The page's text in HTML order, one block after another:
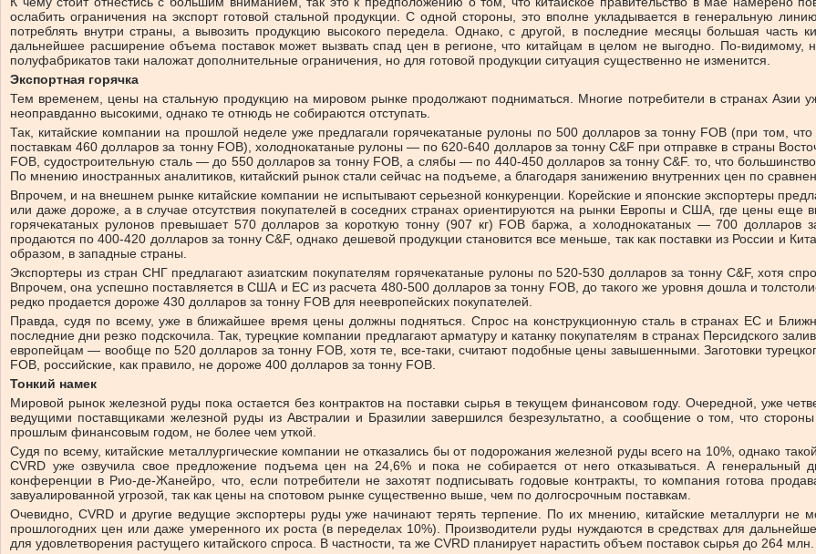
ослабить ограничения на экспорт готовой стальной продукции. С одной стороны, это вполне укладывается в генеральную
потреблять внутри страны, а вывозить продукцию высокого передела. Однако, с другой, в последние месяцы большая часть
дальнейшее расширение объема поставок может вызвать спад цен в регионе, что китайцам в целом не выгодно. По-видимому,
полуфабрикатов таки наложат дополнительные ограничения, но для готовой продукции ситуация существенно не изменится.
Экспортная горячка
Тем временем, цены на стальную продукцию на мировом рынке продолжают подниматься. Многие потребители в странах Азии
неоправданно высокими, однако те отнюдь не собираются отступать.
Так, китайские компании на прошлой неделе уже предлагали горячекатаные рулоны по 500 долларов за тонну FOB (при том,
поставкам 460 долларов за тонну FOB), холоднокатаные рулоны — по 620-640 долларов за тонну C&F при отправке в страны
FOB, судостроительную сталь — до 550 долларов за тонну FOB, а слябы — по 440-450 долларов за тонну C&F. то, что
По мнению иностранных аналитиков, китайский рынок стали сейчас на подъеме, а благодаря занижению внутренних цен по
Впрочем, и на внешнем рынке китайские компании не испытывают серьезной конкуренции. Корейские и японские экспортеры
или даже дороже, а в случае отсутствия покупателей в соседних странах ориентируются на рынки Европы и США, где цены еще
горячекатаных рулонов превышает 570 долларов за короткую тонну (907 кг) FOB баржа, а холоднокатаных — 700 долларов
продаются по 400-420 долларов за тонну C&F, однако дешевой продукции становится все меньше, так как поставки из России и
образом, в западные страны.
Экспортеры из стран СНГ предлагают азиатским покупателям горячекатаные рулоны по 520-530 долларов за тонну C&F, хотя
Впрочем, она успешно поставляется в США и ЕС из расчета 480-500 долларов за тонну FOB, до такого же уровня дошла и
редко продается дороже 430 долларов за тонну FOB для неевропейских покупателей.
Правда, судя по всему, уже в ближайшее время цены должны подняться. Спрос на конструкционную сталь в странах ЕС и
последние дни резко подскочила. Так, турецкие компании предлагают арматуру и катанку покупателям в странах Персидского
европейцам — вообще по 520 долларов за тонну FOB, хотя те, все-таки, считают подобные цены завышенными. Заготовки
FOB, российские, как правило, не дороже 400 долларов за тонну FOB.
Тонкий намек
Мировой рынок железной руды пока остается без контрактов на поставки сырья в текущем финансовом году. Очередной, уже
ведущими поставщиками железной руды из Австралии и Бразилии завершился безрезультатно, а сообщение о том, что
прошлым финансовым годом, не более чем уткой.
Судя по всему, китайские металлургические компании не отказались бы от подорожания железной руды всего на 10%, однако
CVRD уже озвучила свое предложение подъема цен на 24,6% и пока не собирается от него отказываться. А
конференции в Рио-де-Жанейро, что, если потребители не захотят подписывать годовые контракты, то компания готова
завуалированной угрозой, так как цены на спотовом рынке существенно выше, чем по долгосрочным поставкам.
Очевидно, CVRD и другие ведущие экспортеры руды уже начинают терять терпение. По их мнению, китайские металлурги не
прошлогодних цен или даже умеренного их роста (в переделах 10%). Производители руды нуждаются в средствах для
для удовлетворения растущего китайского спроса. В частности, та же CVRD планирует нарастить объем поставок сырья до 264